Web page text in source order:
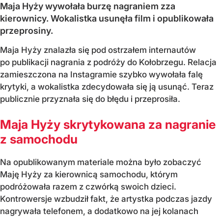
Maja Hyży wywołała burzę nagraniem zza
kierownicy. Wokalistka usunęła film i opublikowała
przeprosiny.
Maja Hyży znalazła się pod ostrzałem internautów
po publikacji nagrania z podróży do Kołobrzegu. Relacja
zamieszczona na Instagramie szybko wywołała falę
krytyki, a wokalistka zdecydowała się ją usunąć. Teraz
publicznie przyznała się do błędu i przeprosiła.
Maja Hyży skrytykowana za nagranie
z samochodu
Na opublikowanym materiale można było zobaczyć
Maję Hyży za kierownicą samochodu, którym
podróżowała razem z czwórką swoich dzieci.
Kontrowersje wzbudził fakt, że artystka podczas jazdy
nagrywała telefonem, a dodatkowo na jej kolanach